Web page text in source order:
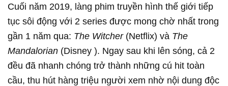
Cuối năm 2019, làng phim truyền hình thế giới tiếp
tục sôi động với 2 series được mong chờ nhất trong
gần 1 năm qua: The Witcher(Netflix) và The
Mandalorian (Disney ). Ngay sau khi lên sóng, cả 2
đều đã nhanh chóng trở thành những cú hit toàn
cầu, thu hút hàng triệu người xem nhờ nội dung độc